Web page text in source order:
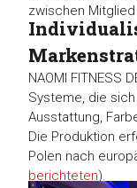
zwischen
NAOMI FITNESS
Systeme, die
Ausstattung,
Die Produktion
Polen nach
berichteten).